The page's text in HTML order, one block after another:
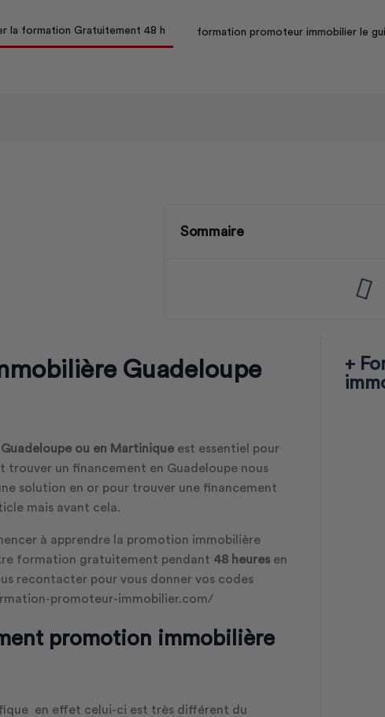
la formation Gratuitement 48 h formation promoteur immobilier le
Sommaire
Guadeloupe
ou en Martinique est essentiel pour
un financement en Guadeloupe nous
solution en or pour trouver une financement
mais avant cela.
à apprendre la promotion immobilière
formation gratuitement pendant 48 heures en
recontacter pour vous donner vos codes
promoteur-immobilier.com/
promotion immobilière
en effet celui-ci est très différent du
+